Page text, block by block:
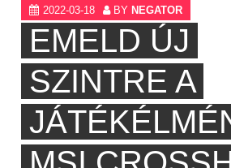
2022-03-18 BY NEGATOR
EMELD ÚJ
SZINTRE A